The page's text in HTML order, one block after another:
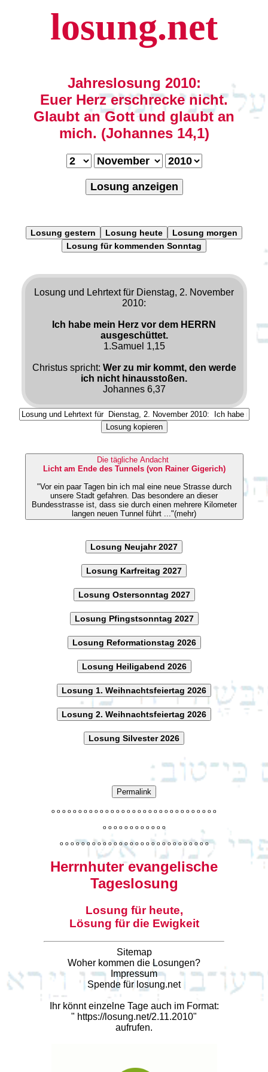
losung.net
Jahreslosung 2010:
Euer Herz erschrecke nicht.
Glaubt an Gott und glaubt an
mich. (Johannes 14,1)
Losung anzeigen
Losung gestern Losung heute
Losung morgen
Losung für kommenden Sonntag
Losung und Lehrtext für Dienstag, 2. November
2010:
Ich habe mein Herz vor dem HERRN
ausgeschüttet.
1.Samuel 1,15
Christus spricht: Wer zu mir kommt, den werde
ich nicht hinausstoßen.
Johannes 6,37
Losung kopieren
Die tägliche Andacht
Licht am Ende des Tunnels (von Rainer Gigerich)
"Vor ein paar Tagen bin ich mal eine neue Strasse durch
unsere Stadt gefahren. Das besondere an dieser
Bundesstrasse ist, dass sie durch einen mehrere Kilometer
langen neuen Tunnel führt ..."(mehr)
Losung Neujahr 2027
Losung Karfreitag 2027
Losung Ostersonntag 2027
Losung Pfingstsonntag 2027
Losung Reformationstag 2026
Losung Heiligabend 2026
Losung 1. Weihnachtsfeiertag 2026
Losung 2. Weihnachtsfeiertag 2026
Losung Silvester 2026
Permalink
o o o o o o o o o o o o o o o o o o o o o o o o o o o o o o o
o o o o o o o o o o o o
o o o o o o o o o o o o o o o o o o o o o o o o o o o o
Herrnhuter evangelische
Tageslosung
Losung für heute,
Lösung für die Ewigkeit
Sitemap
Woher kommen die Losungen?
Impressum
Spende für losung.net
Ihr könnt einzelne Tage auch im Format:
" https://losung.net/2.11.2010"
aufrufen.